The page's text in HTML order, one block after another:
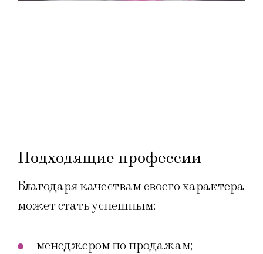
Подходящие профессии
Благодаря качествам своего характера
может стать успешным:
менеджером по продажам;